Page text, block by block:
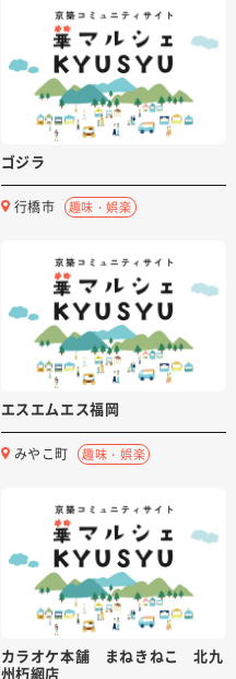
ゴジラ
行橋市 趣味・娯楽
エスエムエス福岡
みやこ町 趣味・娯楽
カラオケ本舗 まねきねこ 北九
州朽網店